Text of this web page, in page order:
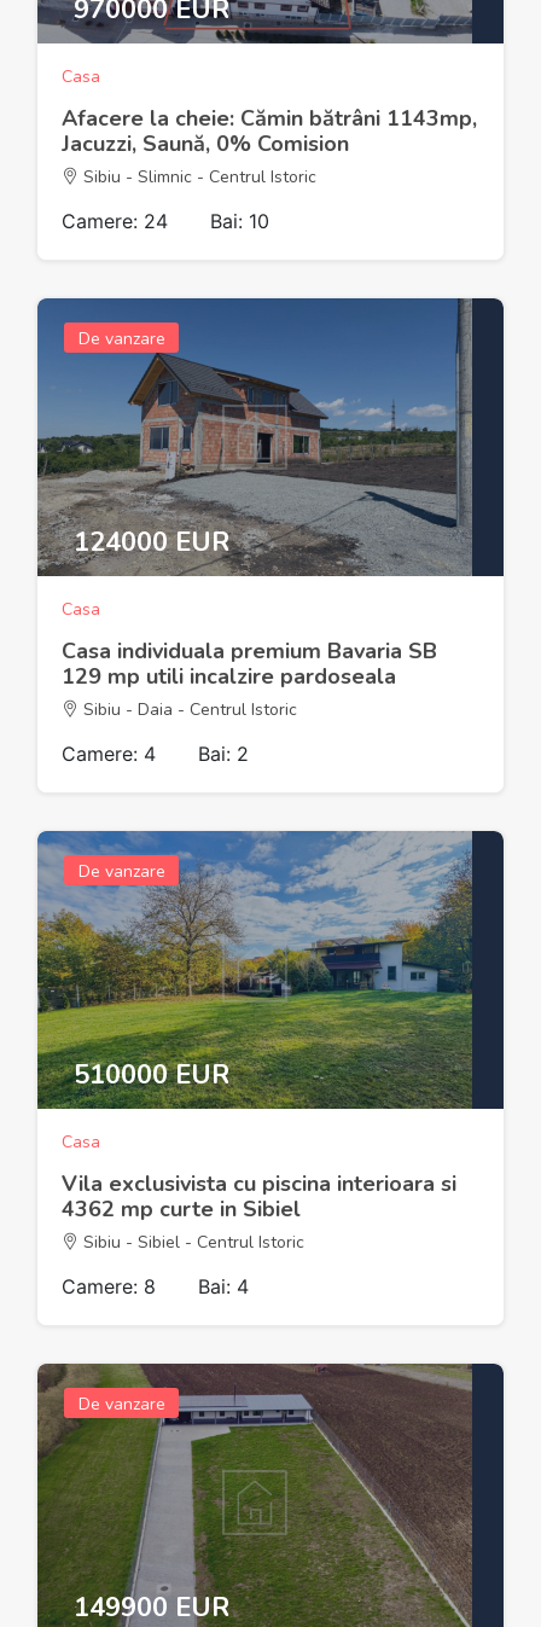
970000 EUR
Casa
Afacere la cheie: Cămin bătrâni 1143mp,
Jacuzzi, Saună, 0% Comision
Sibiu - Slimnic - Centrul Istoric
Camere: 24 Bai: 10
De vanzare
124000 EUR
Casa
Casa individuala premium Bavaria SB
129 mp utili incalzire pardoseala
Sibiu - Daia - Centrul Istoric
Camere: 4 Bai: 2
De vanzare
510000 EUR
Casa
Vila exclusivista cu piscina interioara si
4362 mp curte in Sibiel
Sibiu - Sibiel - Centrul Istoric
Camere: 8 Bai: 4
De vanzare
149900 EUR